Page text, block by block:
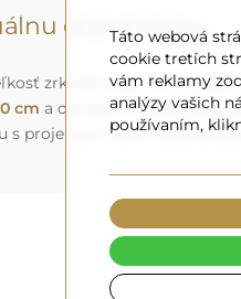
objednávku
zrkadla alebo
cm a okrúhle zrkadlá s
s projektom na e-mailovú
Táto webová
cookie tretích
vám reklamy
analýzy vašich
používaním,